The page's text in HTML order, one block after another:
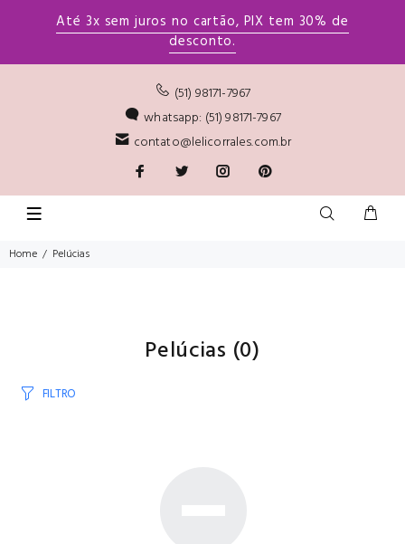
Até 3x sem juros no cartão, PIX tem 30% de
desconto.
(51) 98171-7967
whatsapp: (51) 98171-7967
contato@lelicorrales.com.br
Home Pelúcias
Pelúcias (0)
FILTRO